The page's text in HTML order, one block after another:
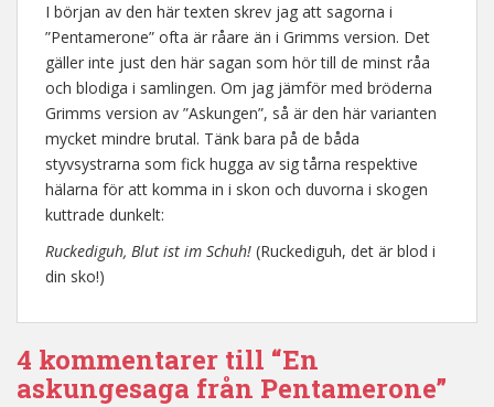
I början av den här texten skrev jag att sagorna i
”Pentamerone” ofta är råare än i Grimms version. Det
gäller inte just den här sagan som hör till de minst råa
och blodiga i samlingen. Om jag jämför med bröderna
Grimms version av ”Askungen”, så är den här varianten
mycket mindre brutal. Tänk bara på de båda
styvsystrarna som fick hugga av sig tårna respektive
hälarna för att komma in i skon och duvorna i skogen
kuttrade dunkelt:
Ruckediguh, Blut ist im Schuh! (Ruckediguh, det är blod i
din sko!)
4 kommentarer till “En
askungesaga från Pentamerone”